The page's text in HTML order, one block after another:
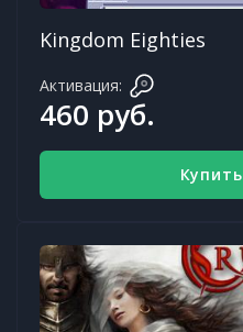
Kingdom Eighties
Активация:
460 руб.
Купить